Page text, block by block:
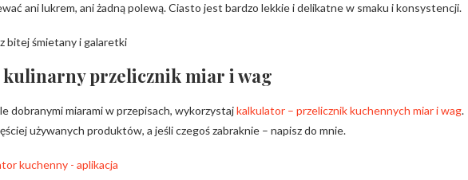
ani lukrem, ani żadną polewą. Ciasto jest bardzo lekkie i delikatne w smaku i konsystencji.
przelicznik miar i wag
dobranymi miarami w przepisach, wykorzystajkalkulator – przelicznik kuchennych miar i wag.
używanych produktów, a jeśli czegoś zabraknie – napisz do mnie.